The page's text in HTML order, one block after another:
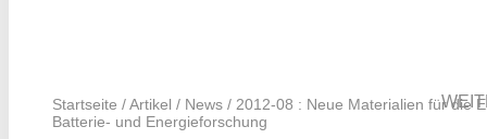
Startseite /Artikel / News / 2012-08 : Neue Materialien für die
Batterie- und Energieforschung